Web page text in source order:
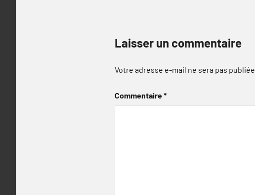
Laisser un commentaire
Votre adresse e-mail ne sera pas publiée.
Commentaire*